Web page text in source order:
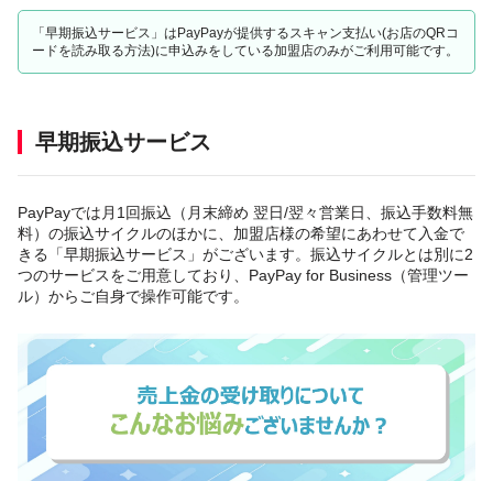
「早期振込サービス」はPayPayが提供するスキャン支払い(お店のQRコ
ードを読み取る方法)に申込みをしている加盟店のみがご利用可能です。
早期振込サービス
PayPayでは月1回振込（月末締め 翌日/翌々営業日、振込手数料無
料）の振込サイクルのほかに、加盟店様の希望にあわせて入金で
きる「早期振込サービス」がございます。振込サイクルとは別に2
つのサービスをご用意しており、PayPay for Business（管理ツー
ル）からご自身で操作可能です。